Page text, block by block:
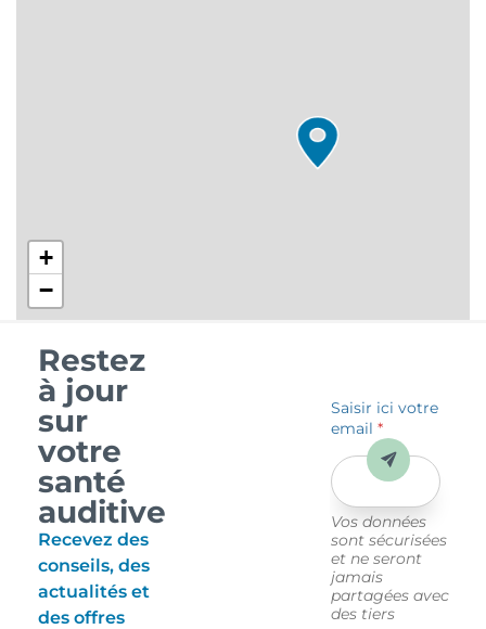
+
−
Restez
à jour
sur
votre
santé
auditive
Recevez des
conseils, des
actualités et
des offres
Saisir ici votre
email*
Vos données
sont sécurisées
et ne seront
jamais
partagées avec
des tiers
Envoyer